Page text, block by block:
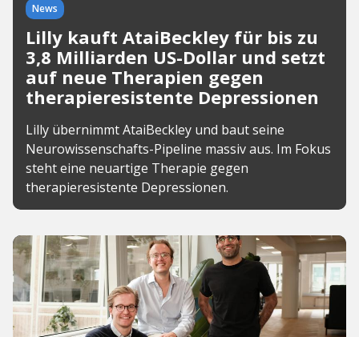
News
Lilly kauft AtaiBeckley für bis zu
3,8 Milliarden US-Dollar und setzt
auf neue Therapien gegen
therapieresistente Depressionen
Lilly übernimmt AtaiBeckley und baut seine
Neurowissenschafts-Pipeline massiv aus. Im Fokus
steht eine neuartige Therapie gegen
therapieresistente Depressionen.